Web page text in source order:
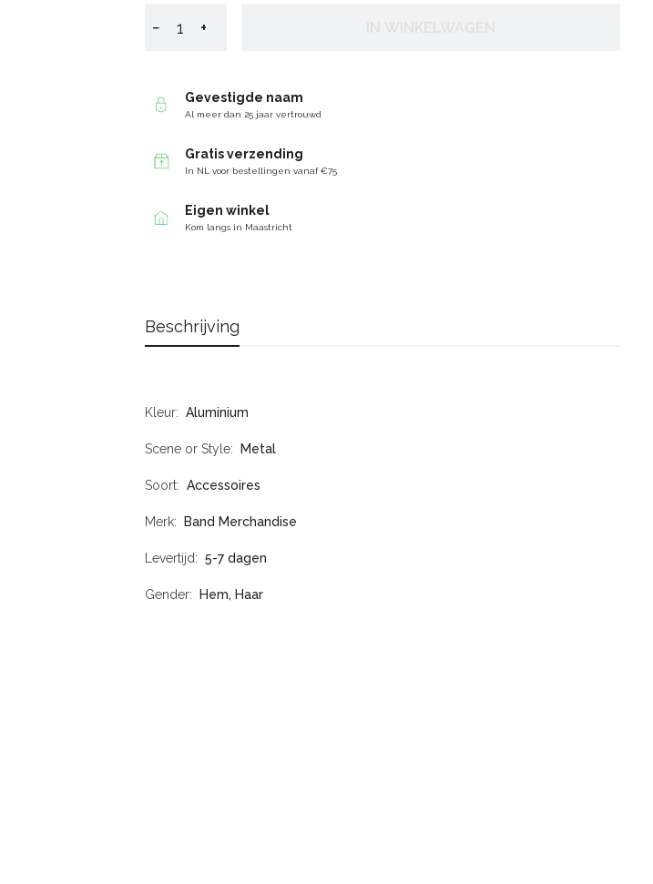
− +
Gevestigde naam
Al meer dan 25 jaar vertrouwd
Gratis verzending
In NL voor bestellingen vanaf €75
Eigen winkel
Kom langs in Maastricht
Beschrijving
Kleur Aluminium
Scene or Style Metal
Soort Accessoires
Merk Band Merchandise
Levertijd 5-7 dagen
Gender Hem, Haar